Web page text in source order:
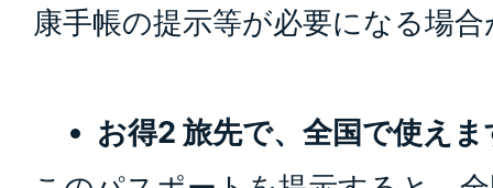
康手帳の提示等が必要になる場
お得2 旅先で、全国で使えま